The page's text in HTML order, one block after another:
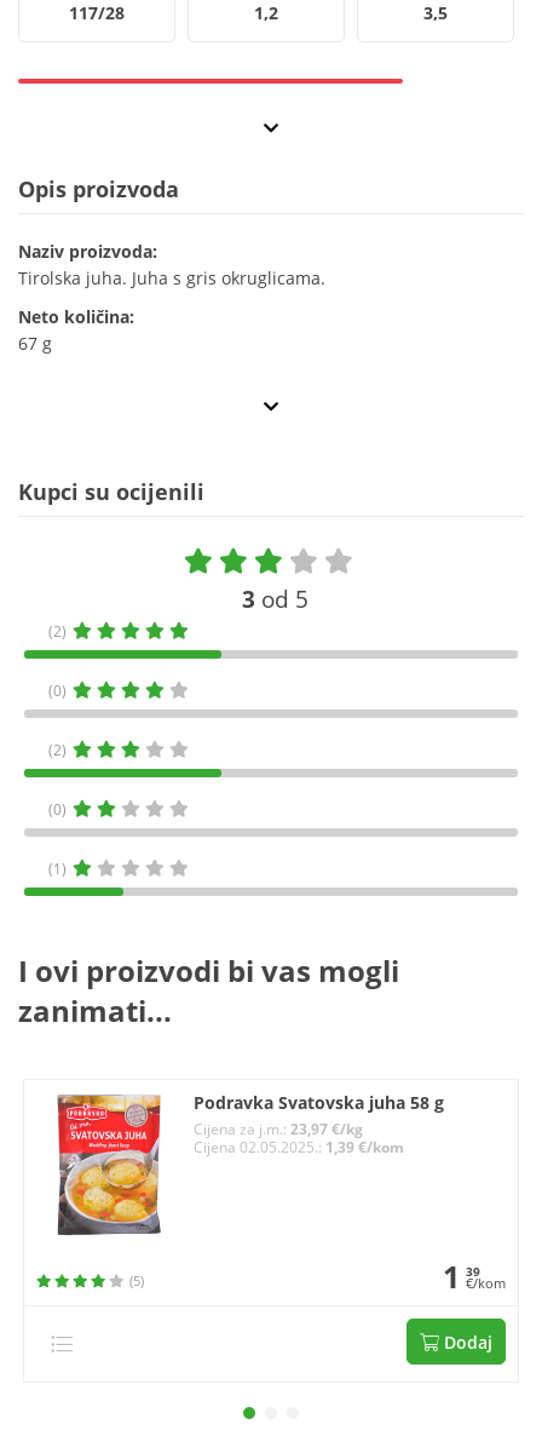
117/28 1,2 3,5
Opis proizvoda
Naziv proizvoda:
Tirolska juha. Juha s gris okruglicama.
Neto količina:
67 g
Kupci su ocijenili
3 od 5
(2)
(0)
(2)
(0)
(1)
I ovi proizvodi bi vas mogli
zanimati...
Podravka Svatovska juha 58 g
Cijena za j.m.:23,97 €/kg
Cijena 02.05.2025.: 1,39 €/kom
(5) 1 39
€/kom
Dodaj